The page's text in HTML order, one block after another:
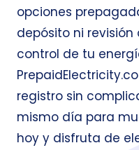
opciones
depósito ni
control de tu
registro sin
mismo día para
hoy y disfruta de